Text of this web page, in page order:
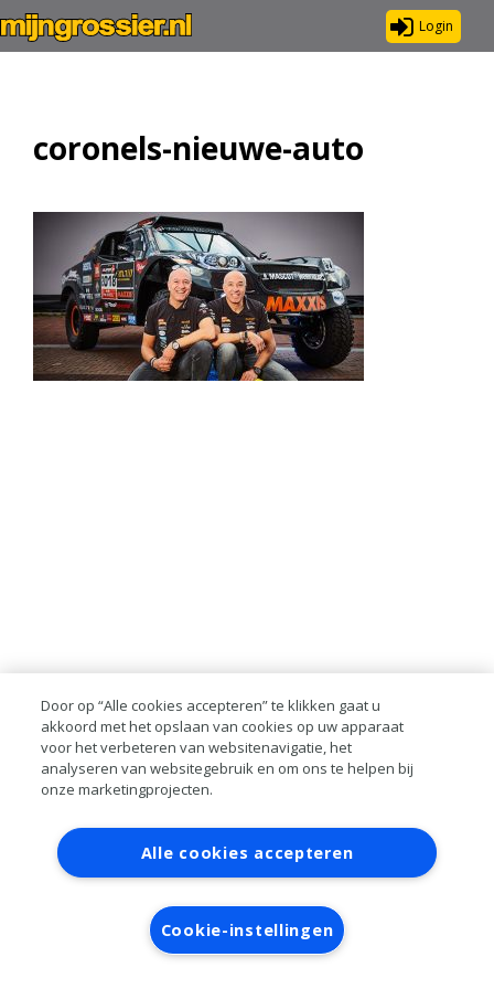
Login
coronels-nieuwe-auto
Contact Account aanvragen
Inloggen
RAI bestanden
Privacy
Algemene
voorwaarden
Verwerkersovereenkomst
Door op “Alle cookies accepteren” te klikken gaat u
akkoord met het opslaan van cookies op uw apparaat
voor het verbeteren van websitenavigatie, het
analyseren van websitegebruik en om ons te helpen bij
onze marketingprojecten.
Alle cookies accepteren
Cookie-instellingen